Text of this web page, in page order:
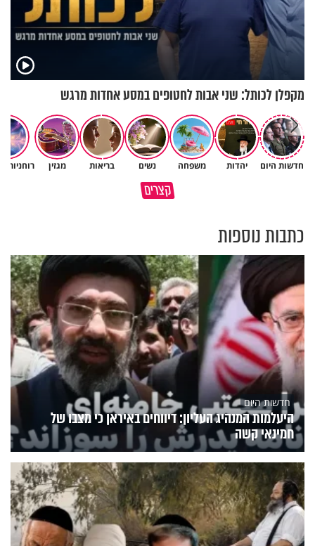
מקפלן לכותל: שני אבות לחטופים במסע אחדות מרגש
חדשות היום יהדות משפחה נשים בריאות מגזין רוחניות
קצרים
באיזה ארץ לומדים יותר גמרא
כתבות נוספות
חדשות היום
היעלמות המנהיג העליון: דיווחים באיראן כי מצבו של
חמינאי קשה